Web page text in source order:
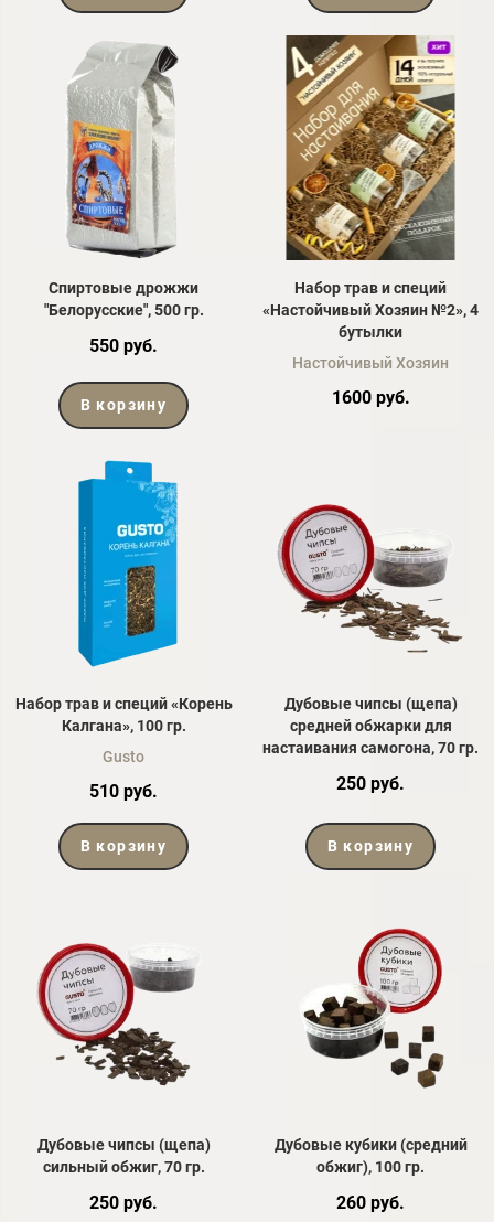
Спиртовые дрожжи
"Белорусские", 500 гр.
550 руб.
В корзину
Набор трав и специй
«Настойчивый Хозяин №2», 4
бутылки
Настойчивый Хозяин
1600 руб.
Набор трав и специй «Корень
Калгана», 100 гр.
Gusto
510 руб.
В корзину
Дубовые чипсы (щепа)
средней обжарки для
настаивания самогона, 70 гр.
250 руб.
В корзину
Дубовые чипсы (щепа)
сильный обжиг, 70 гр.
250 руб.
Дубовые кубики (средний
обжиг), 100 гр.
260 руб.